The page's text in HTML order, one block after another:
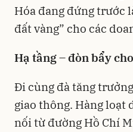
Hóa đang đứng trước
đất vàng” cho các
Hạ tầng – đòn bẩy
Đi cùng đà tăng
giao thông. Hàng loạt
nối từ đường Hồ Chí